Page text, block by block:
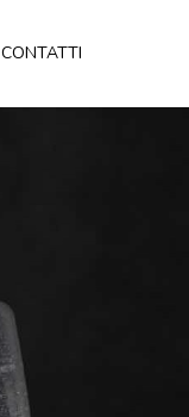
CONTATTI